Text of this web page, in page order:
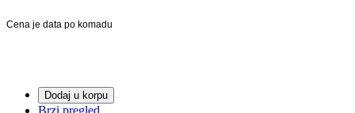
Cena je data po komadu
Dodaj u korpu